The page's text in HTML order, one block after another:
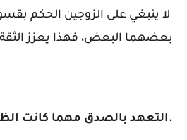
لا ينبغي على الزوجين الحكم
بعضهما البعض، فهذا يعزز
.التعهد بالصدق مهما كانت